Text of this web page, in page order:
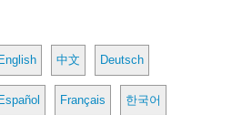
English 中文 Deutsch
Español Français 한국어